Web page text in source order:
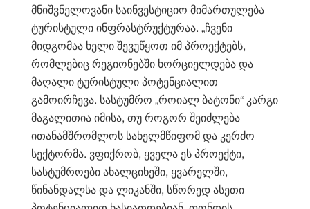
მნიშვნელოვანი საინვესტიციო მიმართულება
ტურისტული ინფრასტრუქტურაა. „ჩვენი
მიდგომაა ხელი შევუწყოთ იმ პროექტებს,
რომლებიც რეგიონებში ხორციელდება და
მაღალი ტურისტული პოტენციალით
გამოირჩევა. სასტუმრო „როიალ ბატონი“ კარგი
მაგალითია იმისა, თუ როგორ შეიძლება
ითანამშრომლოს სახელმწიფომ და კერძო
სექტორმა. ვფიქრობ, ყველა ეს პროექტი,
სასტუმროები ახალციხეში, ყვარელში,
წინანდალსა და ლიკანში, სწორედ ასეთი